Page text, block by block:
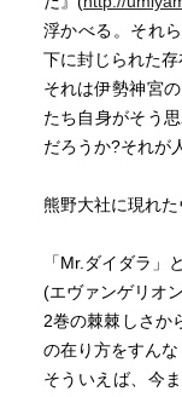
浮かべる。それ
下に封じられた存
それは伊勢神宮
たち自身がそう
だろうか?それが
熊野大社に現れた
「Mr.ダイダラ」
(エヴァンゲリオ
2巻の棘棘しさか
の在り方をすんな
そういえば、今